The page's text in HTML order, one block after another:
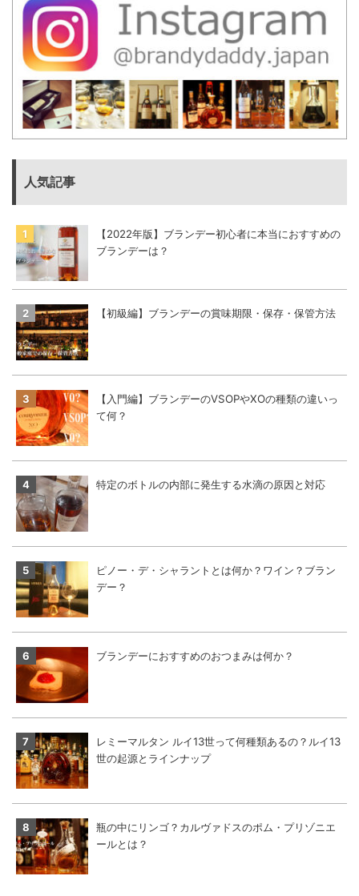
人気記事
【2022年版】ブランデー初心者に本当におすすめの
ブランデーは？
【初級編】ブランデーの賞味期限・保存・保管方法
【入門編】ブランデーのVSOPやXOの種類の違いっ
て何？
特定のボトルの内部に発生する水滴の原因と対応
ピノー・デ・シャラントとは何か？ワイン？ブラン
デー？
ブランデーにおすすめのおつまみは何か？
レミーマルタン ルイ13世って何種類あるの？ルイ13
世の起源とラインナップ
瓶の中にリンゴ？カルヴァドスのポム・プリゾニエ
ールとは？